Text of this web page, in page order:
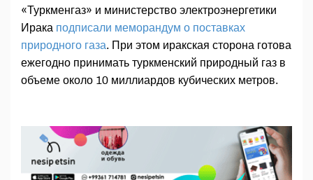
«Туркменгаз» и министерство электроэнергетики
Ирака подписали меморандум о поставках
природного газа. При этом иракская сторона готова
ежегодно принимать туркменский природный газ в
объеме около 10 миллиардов кубических метров.